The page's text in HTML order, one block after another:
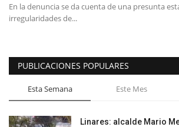
En la denuncia se da cuenta de una presunta
irregularidades de...
PUBLICACIONES POPULARES
Esta Semana Este Mes
Linares: alcalde Mario